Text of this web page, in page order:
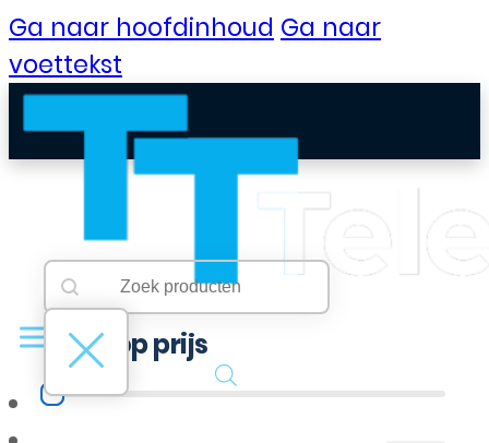
Ga naar hoofdinhoud Ga naar
voettekst
B2B Portaal
Searchbar
Search content
Filter op prijs
Filter op prijs